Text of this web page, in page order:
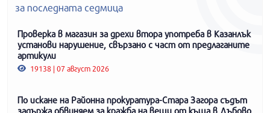
за последната седмица
Проверка в магазин за дрехи втора употреба в Казанлък
установи нарушение, свързано с част от предлаганите
артикули
19138 | 07 август 2026
По искане на Районна прокуратура-Стара Загора съдът
задържа обвиняем за кражба на вещи от къща в Дъбово